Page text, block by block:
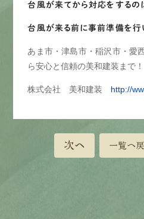
台風が来てから対応をするの
台風が来る前に事前準備を行い
あま市・津島市・稲沢市・愛
ら安心と信頼の美和建装まで！
株式会社 美和建装 http://
次へ 一覧へ